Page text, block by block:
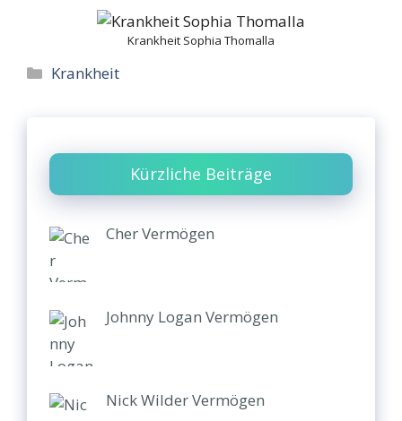
Krankheit Sophia Thomalla
Categories
Krankheit
Kürzliche Beiträge
Cher Vermögen
Johnny Logan Vermögen
Nick Wilder Vermögen